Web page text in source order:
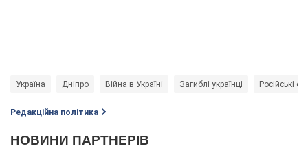
Україна Дніпро Війна в Україні Загиблі українці Російські
Редакційна політика